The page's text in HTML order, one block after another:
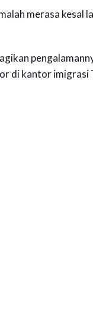
merasa kesal
di kantor imigrasi